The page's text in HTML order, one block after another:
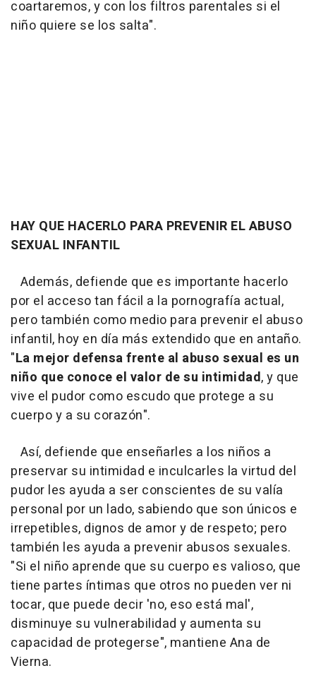
coartaremos, y con los filtros parentales si el
niño quiere se los salta".
HAY QUE HACERLO PARA PREVENIR EL ABUSO
SEXUAL INFANTIL
Además, defiende que es importante hacerlo
por el acceso tan fácil a la pornografía actual,
pero también como medio para prevenir el abuso
infantil, hoy en día más extendido que en antaño.
"La mejor defensa frente al abuso sexual es un
niño que conoce el valor de su intimidad, y que
vive el pudor como escudo que protege a su
cuerpo y a su corazón".
Así, defiende que enseñarles a los niños a
preservar su intimidad e inculcarles la virtud del
pudor les ayuda a ser conscientes de su valía
personal por un lado, sabiendo que son únicos e
irrepetibles, dignos de amor y de respeto; pero
también les ayuda a prevenir abusos sexuales.
"Si el niño aprende que su cuerpo es valioso, que
tiene partes íntimas que otros no pueden ver ni
tocar, que puede decir 'no, eso está mal',
disminuye su vulnerabilidad y aumenta su
capacidad de protegerse", mantiene Ana de
Vierna.